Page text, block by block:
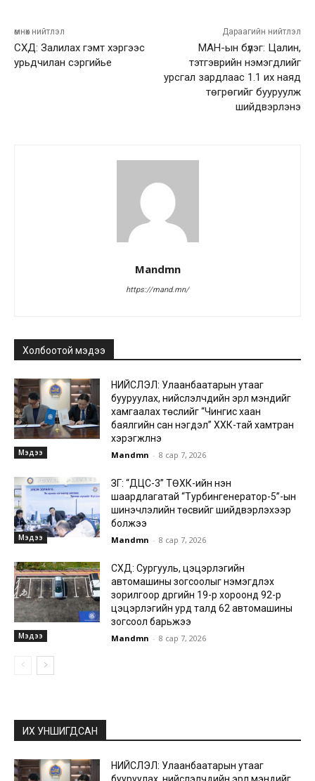
өмнөх нийтлэл
СХД: Залилах гэмт хэргээс
урьдчилан сэргийье
Дараагийн нийтлэл
МАН-ын бүлэг: Цалин,
тэтгэврийн нэмэгдлийг
урсгал зардлаас 1.1 их наяд
төгрөгийг бууруулж
шийдвэрлэнэ
Mandmn
https://mand.mn/
Холбоотой мэдээ
Мэдээ
НИЙСЛЭЛ: Улаанбаатарын утааг
бууруулах, нийслэлчүүдийн эрүүл мэндийг
хамгаалах төслийг “Чингис хаан
баялгийн сан нэгдэл” ХХК-тай хамтран
хэрэгжүүлнэ
Mandmn - 8 сар 7, 2026
Мэдээ
ЗГ: “ДЦС-3” ТӨХК-ийн нэн
шаардлагатай “Турбингенератор-5”-ын
шинэчлэлийн төсвийг шийдвэрлэхээр
болжээ
Mandmn - 8 сар 7, 2026
Мэдээ
СХД: Сургууль, цэцэрлэгийн
автомашины зогсоолыг нэмэгдүүлэх
зорилгоор дүүргийн 19-р хороонд 92-р
цэцэрлэгийн урд талд 62 автомашины
зогсоол барьжээ
Mandmn - 8 сар 7, 2026
ИХ УНШИГДСАН
НИЙСЛЭЛ: Улаанбаатарын утааг